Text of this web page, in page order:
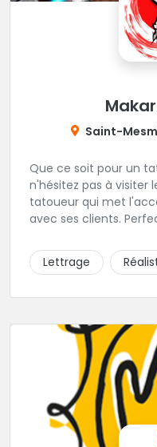
Saint-
Que ce soit pour un
n'hésitez pas à visiter
tatoueur qui met
avec ses clients.
aiguilles, pour un
temps. Salon privée
Lettrage